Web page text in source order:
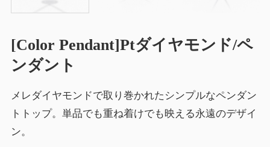
[Color Pendant]Ptダイヤモンド/ペ
ンダント
メレダイヤモンドで取り巻かれたシンプルなペンダン
トトップ。単品でも重ね着けでも映える永遠のデザイ
ン。